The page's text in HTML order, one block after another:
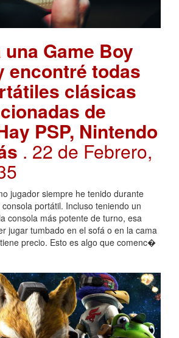
Game Boy
encontré todas
clásicas
de
PSP, Nintendo
. 22 de Febrero,
jugador siempre he tenido durante
portátil. Incluso teniendo un
consola más potente de turno, esa
jugar tumbado en el sofá o en la cama
precio. Esto es algo que comenc�